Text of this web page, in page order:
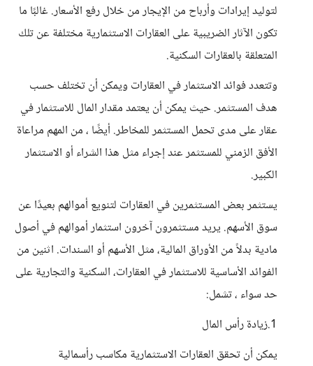
لتوليد إيرادات وأرباح من الإيجار من خلال رفع الأسعار. غالبًا ما
تكون الآثار الضريبية على العقارات الاستثمارية مختلفة عن تلك
المتعلقة بالعقارات السكنية.
وتتعدد فوائد الاستثمار في العقارات ويمكن أن تختلف حسب
هدف المستثمر. حيث يمكن أن يعتمد مقدار المال للاستثمار في
عقار على مدى تحمل المستثمر للمخاطر. أيضًا ، من المهم مراعاة
الأفق الزمني للمستثمر عند إجراء مثل هذا الشراء أو الاستثمار
الكبير.
يستثمر بعض المستثمرين في العقارات لتنويع أموالهم بعيدًا عن
سوق الأسهم. يريد مستثمرون آخرون استثمار أموالهم في أصول
مادية بدلاً من الأوراق المالية، مثل الأسهم أو السندات. اثنين من
الفوائد الأساسية للاستثمار في العقارات، السكنية والتجارية على
حد سواء ، تشمل:
1.زيادة رأس المال
يمكن أن تحقق العقارات الاستثمارية مكاسب رأسمالية